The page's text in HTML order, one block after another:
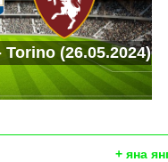
(26.05.2024)
+ яна